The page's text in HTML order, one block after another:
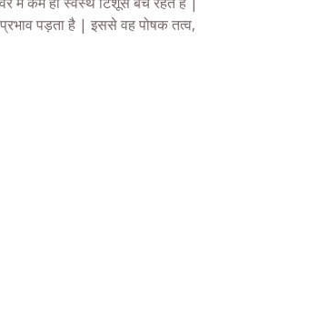
प्रभाव पड़ता है | इससे वह पोषक तत्व,